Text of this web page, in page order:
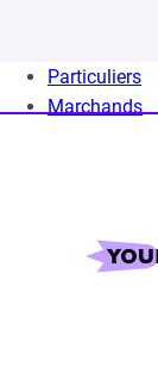
Particuliers
Marchands
Home